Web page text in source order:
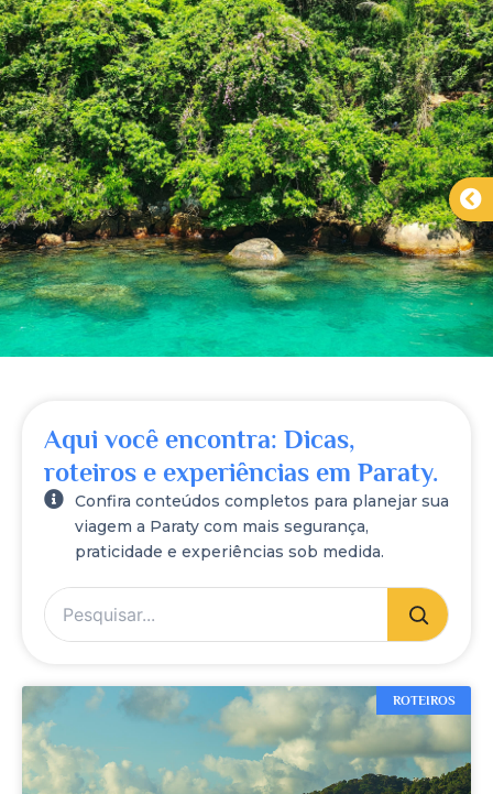
Aqui você encontra: Dicas,
roteiros e experiências em Paraty.
Confira conteúdos completos para planejar sua
viagem a Paraty com mais segurança,
praticidade e experiências sob medida.
ROTEIROS